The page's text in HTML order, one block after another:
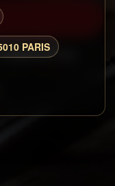
PARIS
RESERVATION